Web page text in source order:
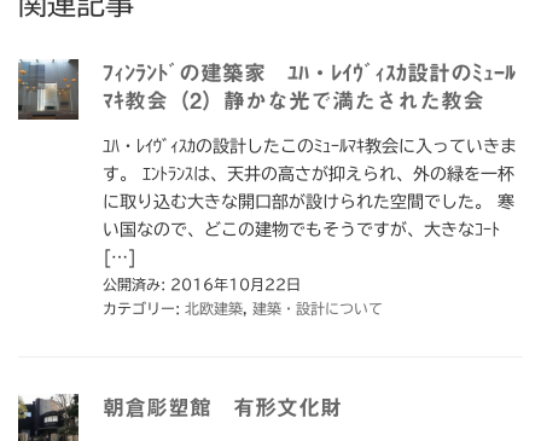
ﾌｨﾝﾗﾝﾄﾞの建築家 ﾕﾊ・ﾚｲｳﾞｨｽｶ設計のﾐｭｰﾙ
ﾏｷ教会（2）静かな光で満たされた教会
ﾕﾊ・ﾚｲｳﾞｨｽｶの設計したこのﾐｭｰﾙﾏｷ教会に入っていきま
す。 ｴﾝﾄﾗﾝｽは、天井の高さが抑えられ、外の緑を一杯
に取り込む大きな開口部が設けられた空間でした。 寒
い国なので、どこの建物でもそうですが、大きなｺｰﾄ
[…]
公開済み: 2016年10月22日
カテゴリー: 北欧建築, 建築・設計について
朝倉彫塑館 有形文化財